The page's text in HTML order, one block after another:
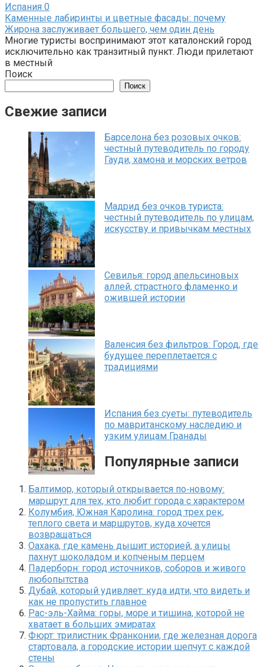
Испания 0
Каменные лабиринты и цветные фасады: почему
Жирона заслуживает большего, чем один день
Многие туристы воспринимают этот каталонский город
исключительно как транзитный пункт. Люди прилетают
в местный
Поиск
Поиск
Свежие записи
Барселона без розовых очков:
честный путеводитель по городу
Гауди, хамона и морских ветров
Мадрид без очков туриста:
честный путеводитель по улицам,
искусству и привычкам местных
Севилья: город апельсиновых
аллей, страстного фламенко и
ожившей истории
Валенсия без фильтров: Город, где
будущее переплетается с
традициями
Испания без суеты: путеводитель
по мавританскому наследию и
узким улицам Гранады
Популярные записи
Балтимор, который открывается по‑новому:
маршрут для тех, кто любит города с характером
Колумбия, Южная Каролина: город трех рек,
теплого света и маршрутов, куда хочется
возвращаться
Оахака, где камень дышит историей, а улицы
пахнут шоколадом и копченым перцем
Падерборн: город источников, соборов и живого
любопытства
Дубай, который удивляет: куда идти, что видеть и
как не пропустить главное
Рас-эль-Хайма: горы, море и тишина, которой не
хватает в больших эмиратах
Фюрт: трилистник Франконии, где железная дорога
стартовала, а городские истории шепчут с каждой
стены